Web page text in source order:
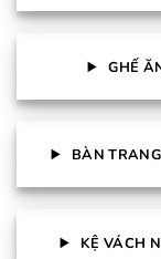
GHẾ
BÀN
KỆ VÁCH